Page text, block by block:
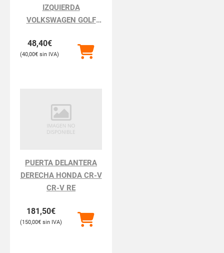
IZQUIERDA
VOLKSWAGEN GOLF
48,40€
40,00€
PUERTA DELANTERA
DERECHA HONDA CR-V
CR-V RE
181,50€
150,00€